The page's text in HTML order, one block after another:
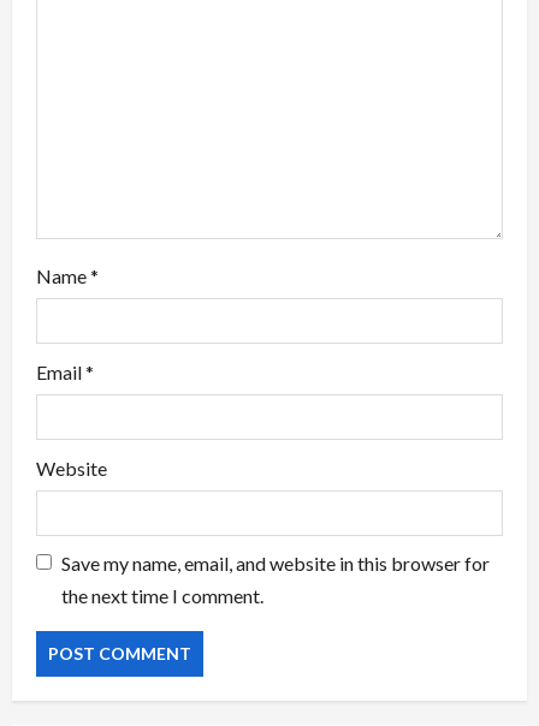
n
Name*
Email*
Website
Save my name, email, and website in this browser for
the next time I comment.